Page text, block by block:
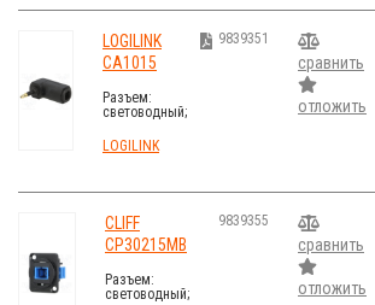
LOGILINK
CA1015
Разъем:
световодный;
вилка /
гнездо;
LOGILINK
9839351
сравнить
отложить
CLIFF
CP30215MB
Разъем:
световодный;
9839355
сравнить
отложить